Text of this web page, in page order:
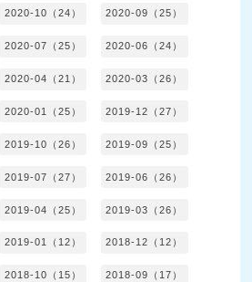
2020-10（24） 2020-09（25）
2020-07（25） 2020-06（24）
2020-04（21） 2020-03（26）
2020-01（25） 2019-12（27）
2019-10（26） 2019-09（25）
2019-07（27） 2019-06（26）
2019-04（25） 2019-03（26）
2019-01（12） 2018-12（12）
2018-10（15） 2018-09（17）